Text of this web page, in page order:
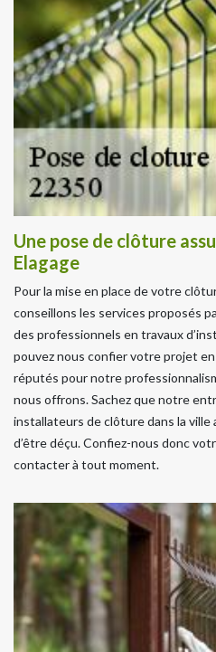
Une pose de clôture
Elagage
Pour la mise en place de votre
conseillons les services proposés
des professionnels en travaux
pouvez nous confier votre projet
réputés pour notre
nous offrons. Sachez que notre
installateurs de clôture dans la ville
d’être déçu. Confiez-nous donc
contacter à tout moment.